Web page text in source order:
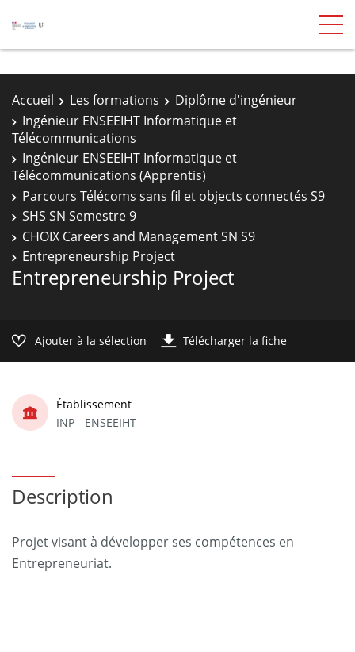
Accueil Les formations
Diplôme d'ingénieur
Ingénieur ENSEEIHT Informatique et
Télécommunications
Ingénieur ENSEEIHT Informatique et
Télécommunications (Apprentis)
Parcours Télécoms sans fil et objects connectés S9
SHS SN Semestre 9
CHOIX Careers and Management SN S9
Entrepreneurship Project
Entrepreneurship Project
Ajouter à la sélection Télécharger la fiche
Établissement
INP - ENSEEIHT
Description
Projet visant à développer ses compétences en
Entrepreneuriat.